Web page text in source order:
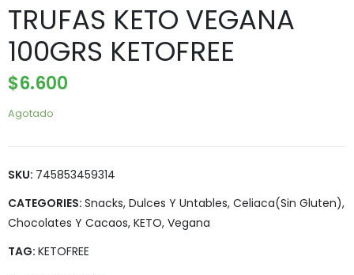
TRUFAS KETO VEGANA
100GRS KETOFREE
$6.600
Agotado
SKU: 745853459314
CATEGORIES: Snacks, Dulces Y Untables, Celiaca(Sin Gluten),
Chocolates Y Cacaos, KETO, Vegana
TAG: KETOFREE